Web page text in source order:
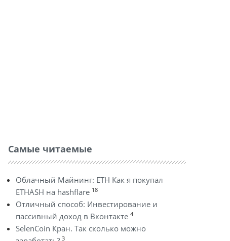
Самые читаемые
Облачный Майнинг: ETH Как я покупал
ETHASH на hashflare 18
Отличный способ: Инвестирование и
пассивный доход в Вконтакте 4
SelenCoin Кран. Так сколько можно
3